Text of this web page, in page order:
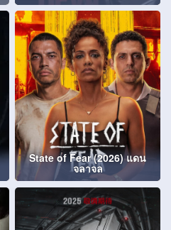
State of Fear (2026) แดน
จลาจล